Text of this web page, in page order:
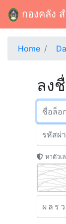
กองคลัง
Home
ลง
หาตัวเ